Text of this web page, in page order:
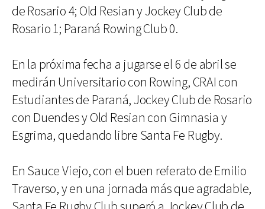
de Rosario 4; Old Resian y Jockey Club de
Rosario 1; Paraná Rowing Club 0.
En la próxima fecha a jugarse el 6 de abril se
medirán Universitario con Rowing, CRAI con
Estudiantes de Paraná, Jockey Club de Rosario
con Duendes y Old Resian con Gimnasia y
Esgrima, quedando libre Santa Fe Rugby.
En Sauce Viejo, con el buen referato de Emilio
Traverso, y en una jornada más que agradable,